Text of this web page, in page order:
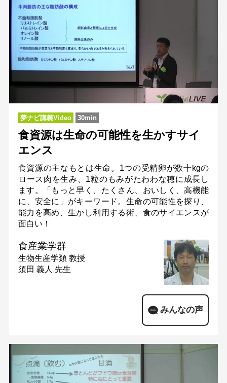
夢ナビ講義Video 30min
食資源は生命の可能性を生かすサイ
エンス
食資源の主なもとは生命。1つの受精卵が数十kgの
ロース肉を生み、1粒のもみがたわわな穂に成長し
ます。「もっと早く、たくさん、おいしく、高機能
に、安全に」がキーワード。生命の可能性を探り、
能力を高め、生かし利用する術、食のサイエンスが
面白い！
食産業学群
生物生産学類 教授
須田 義人 先生
みんなの声